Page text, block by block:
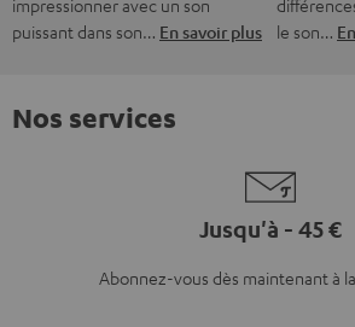
puissant dans son… En savoir plus
le son…
Nos services
Jusqu'à - 45 €
Abonnez-vous dès maintenant à